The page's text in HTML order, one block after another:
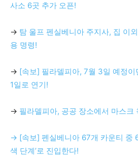
사소 6곳 추가 오픈!
→ 탐 울프 펜실베니아 주지사, 집 이
용 명령!
→ [속보] 필라델피아, 7월 3일 예정이
1일로 연기!
→ 필라델피아, 공공 장소에서 마스크
→ [속보] 펜실베니아 67개 카운티 중
색 단계’로 진입한다!